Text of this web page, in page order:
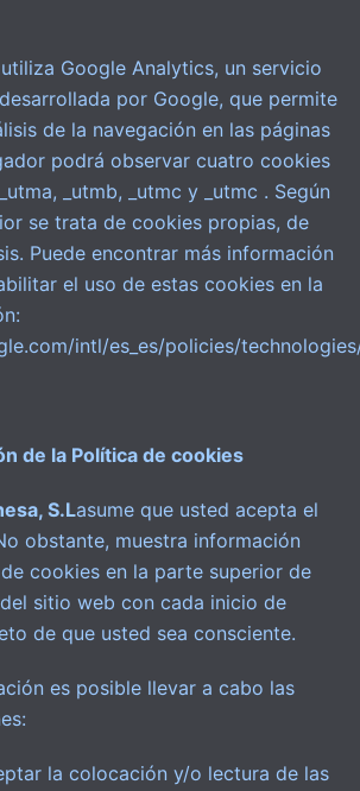
Google Analytics, un servicio
por Google, que permite
de la navegación en las páginas
podrá observar cuatro cookies
_utmb, _utmc y _utmc . Según
se trata de cookies propias, de
Puede encontrar más información
el uso de estas cookies en la
intl/es_es/policies/
la Política de cookies
S.Lasume que usted acepta el
obstante, muestra información
cookies en la parte superior de
sitio web con cada inicio de
de que usted sea consciente.
es posible llevar a cabo las
la colocación y/o lectura de las